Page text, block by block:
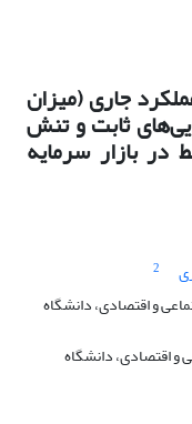
جاری (میزان
ثابت و تنش
بازار سرمایه
2
و اقتصادی، دانشگاه
و اقتصادی، دانشگاه